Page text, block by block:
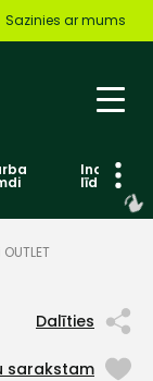
Sazinies ar mums
līdzekļi
Dalīties
sarakstam